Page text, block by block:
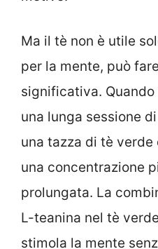
Ma il tè non è utile
per la mente, può
significativa.
una lunga sessione
una tazza di tè
una concentrazione
prolungata. La
L-teanina nel tè
stimola la mente